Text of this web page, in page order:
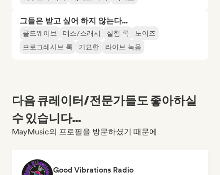
그들은 받고 싶어 하지 않는다...
콜드웨이브 데스/스래시 실험 록
노이즈
프로그레시브 록
기묘한 라이브 녹음
다음 큐레이터/전문가들도 좋아하실
수 있습니다...
MayMusic의 프로필을 방문하셨기 때문에
Good Vibrations Radio